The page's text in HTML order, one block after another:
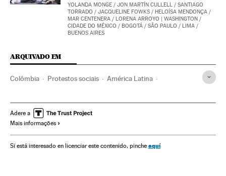
YOLANDA MONGE / JON MARTÍN CULLELL / SANTIAGO
TORRADO / JACQUELINE FOWKS / HELOÍSA MENDONÇA /
MAR CENTENERA / LORENA ARROYO | WASHINGTON /
CIDADE DO MÉXICO / BOGOTÁ / SÃO PAULO / LIMA /
BUENOS AIRES
ARQUIVADO EM
Colômbia Protestos sociais América Latina
Repressão política Violência policial
Protestos Colombia
Adere a
Mais informações
Si está interesado en licenciar este contenido, pinche aquí